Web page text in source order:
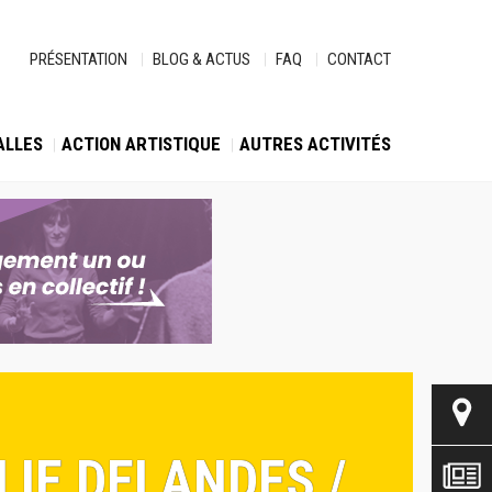
PRÉSENTATION BLOG & ACTUS FAQ CONTACT
ACTION ARTISTIQUE AUTRES ACTIVITÉS